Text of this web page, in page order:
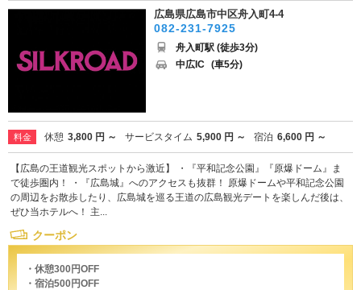
広島県広島市中区舟入町4-4
082-231-7925
舟入町駅 (徒歩3分)
中広IC (車5分)
料金 休憩 3,800 円 ～ サービスタイム 5,900 円 ～ 宿泊 6,600 円 ～
【広島の王道観光スポットから激近】 ・『平和記念公園』『原爆ドーム』ま
で徒歩圏内！ ・『広島城』へのアクセスも抜群！ 原爆ドームや平和記念公園
の周辺をお散歩したり、広島城を巡る王道の広島観光デートを楽しんだ後は、
ぜひ当ホテルへ！ 主...
クーポン
・休憩300円OFF
・宿泊500円OFF